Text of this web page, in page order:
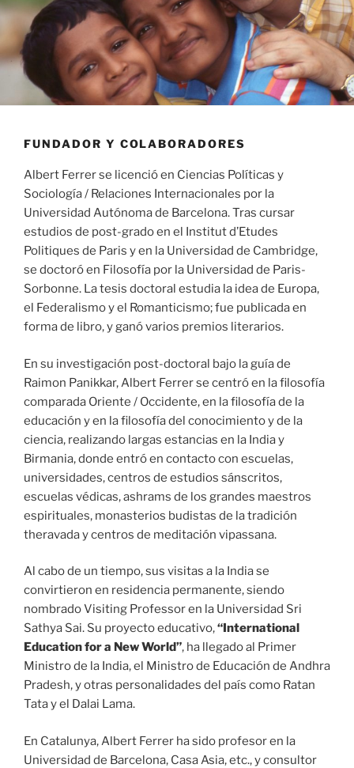
FUNDADOR Y COLABORADORES
Albert Ferrer se licenció en Ciencias Políticas y
Sociología / Relaciones Internacionales por la
Universidad Autónoma de Barcelona. Tras cursar
estudios de post-grado en el Institut d’Etudes
Politiques de Paris y en la Universidad de Cambridge,
se doctoró en Filosofía por la Universidad de Paris-
Sorbonne. La tesis doctoral estudia la idea de Europa,
el Federalismo y el Romanticismo; fue publicada en
forma de libro, y ganó varios premios literarios.
En su investigación post-doctoral bajo la guía de
Raimon Panikkar, Albert Ferrer se centró en la filosofía
comparada Oriente / Occidente, en la filosofía de la
educación y en la filosofía del conocimiento y de la
ciencia, realizando largas estancias en la India y
Birmania, donde entró en contacto con escuelas,
universidades, centros de estudios sánscritos,
escuelas védicas, ashrams de los grandes maestros
espirituales, monasterios budistas de la tradición
theravada y centros de meditación vipassana.
Al cabo de un tiempo, sus visitas a la India se
convirtieron en residencia permanente, siendo
nombrado Visiting Professor en la Universidad Sri
Sathya Sai. Su proyecto educativo,“International
Education for a New World”, ha llegado al Primer
Ministro de la India, el Ministro de Educación de Andhra
Pradesh, y otras personalidades del país como Ratan
Tata y el Dalai Lama.
En Catalunya, Albert Ferrer ha sido profesor en la
Universidad de Barcelona, Casa Asia, etc., y consultor